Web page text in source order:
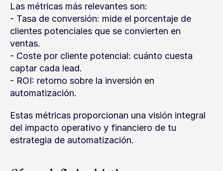
Las métricas más relevantes son:
- Tasa de conversión: mide el porcentaje de
clientes potenciales que se convierten en
ventas.
- Coste por cliente potencial: cuánto cuesta
captar cada lead.
- ROI: retorno sobre la inversión en
automatización.
Estas métricas proporcionan una visión integral
del impacto operativo y financiero de tu
estrategia de automatización.